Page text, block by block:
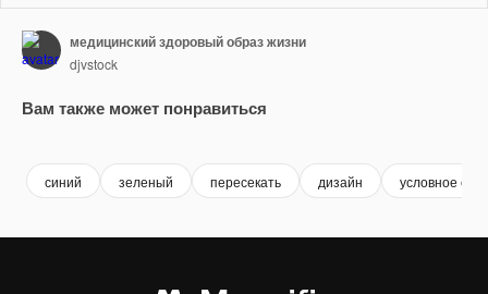
медицинский здоровый образ жизни
djvstock
Вам также может понравиться
синий зеленый пересекать дизайн условное